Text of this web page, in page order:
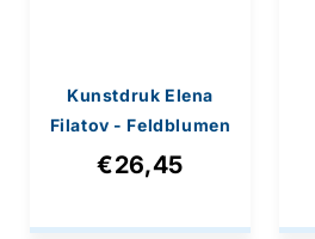
Kunstdruk Elena
Filatov - Feldblumen
I 40x50cm
€26,45